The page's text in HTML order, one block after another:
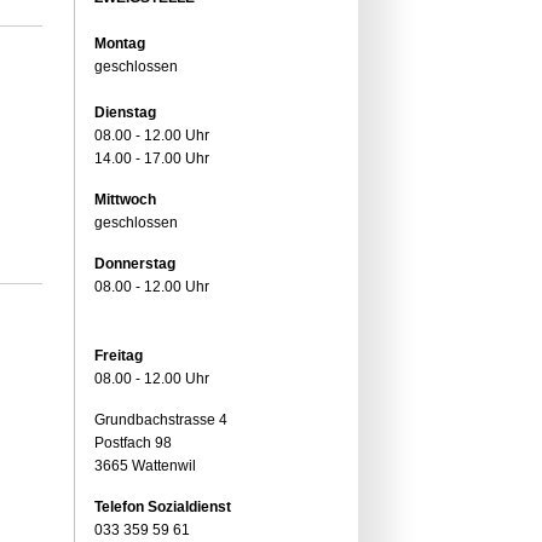
Montag
geschlossen
Dienstag
08.00 - 12.00 Uhr
14.00 - 17.00 Uhr
Mittwoch
geschlossen
Donnerstag
08.00 - 12.00 Uhr
Freitag
08.00 - 12.00 Uhr
Grundbachstrasse 4
Postfach 98
3665 Wattenwil
Telefon Sozialdienst
033 359 59 61